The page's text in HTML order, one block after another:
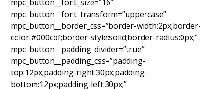
mpc_button__font_size=”16″
mpc_button__font_transform=”uppercase”
mpc_button__border_css=”border-width:2px;border-
color:#000cbf;border-style:solid;border-radius:0px;”
mpc_button__padding_divider=”true”
mpc_button__padding_css=”padding-
top:12px;padding-right:30px;padding-
bottom:12px;padding-left:30px;”